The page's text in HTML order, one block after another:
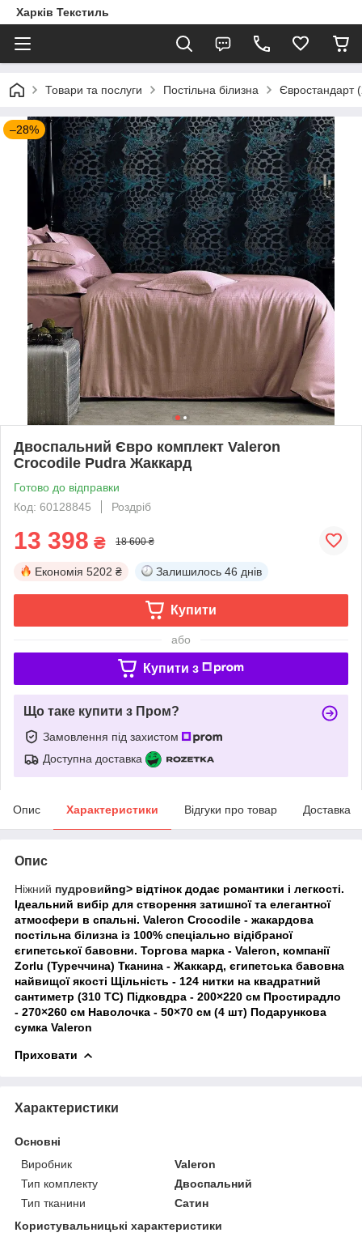
Харків Текстиль
Товари та послуги Постільна білизна Євростандарт
–28%
Двоспальний Євро комплект Valeron
Crocodile Pudra Жаккард
Готово до відправки
Код: 60128845
Роздріб
13 398 ₴ 18 600 ₴
Економія 5202 ₴ Залишилось 46 днів
Купити
або
Купити з
Що таке купити з Пром?
Замовлення під захистом
Доступна доставка
Опис Характеристики Відгуки про товар Доставка
Опис
Ніжний пудровийng> відтінок додає романтики і легкості.
Ідеальний вибір для створення затишної та елегантної
атмосфери в спальні. Valeron Crocodile - жакардова
постільна білизна із 100% спеціально відібраної
єгипетської бавовни. Торгова марка - Valeron, компанії
Zorlu (Туреччина) Тканина - Жаккард, єгипетська бавовна
найвищої якості Щільність - 124 нитки на квадратний
сантиметр (310 TC) Підковдра - 200×220 см Простирадло
- 270×260 см Наволочка - 50×70 см (4 шт) Подарункова
сумка Valeron
Приховати
Характеристики
Основні
Виробник
Valeron
Тип комплекту
Двоспальний
Тип тканини
Сатин
Користувальницькі характеристики